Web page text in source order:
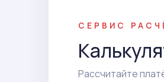
СЕРВИС
Рассчитайте